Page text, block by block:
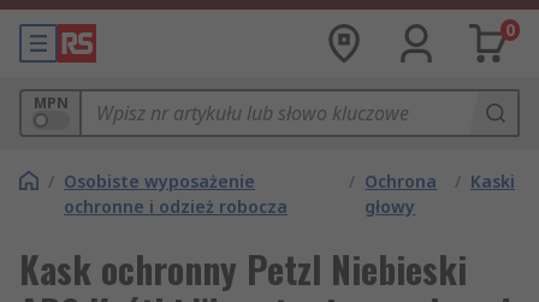
0
MPN
/ Osobiste wyposażenie
ochronne i odzież robocza
/ Ochrona
głowy
/ Kaski
Kask ochronny Petzl Niebieski